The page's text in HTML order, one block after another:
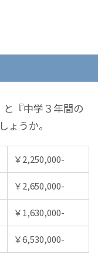
『中学３年間の
ょうか。
￥2,250,000-
￥2,650,000-
￥1,630,000-
￥6,530,000-